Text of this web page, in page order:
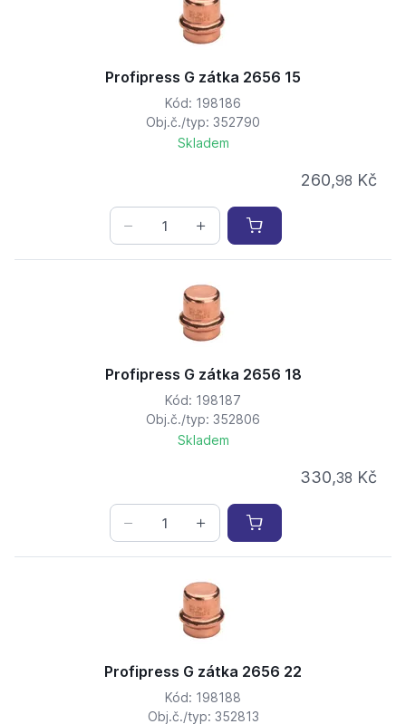
Profipress G zátka 2656 15
Kód: 198186
Obj.č./typ: 352790
Skladem
260,98 Kč
Profipress G zátka 2656 18
Kód: 198187
Obj.č./typ: 352806
Skladem
330,38 Kč
Profipress G zátka 2656 22
Kód: 198188
Obj.č./typ: 352813